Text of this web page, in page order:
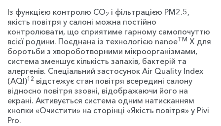
Із функцією контролю CO2 і фільтрацією PM2.5,
якість повітря у салоні можна постійно
контролювати, що сприятиме гарному самопочуттю
всієї родини. Поєднана із технологією nanoeTM X для
боротьби з хвороботворними мікроорганізмами,
система зменшує кількість запахів, бактерій та
алергенів. Спеціальний застосунок Air Quality Index
(AQI)12 відстежує стан повітря всередині салону
відносно повітря ззовні, відображаючи його на
екрані. Активується система одним натисканням
кнопки «Очистити» на сторінці «Якість повітря» у Pivi
Pro.